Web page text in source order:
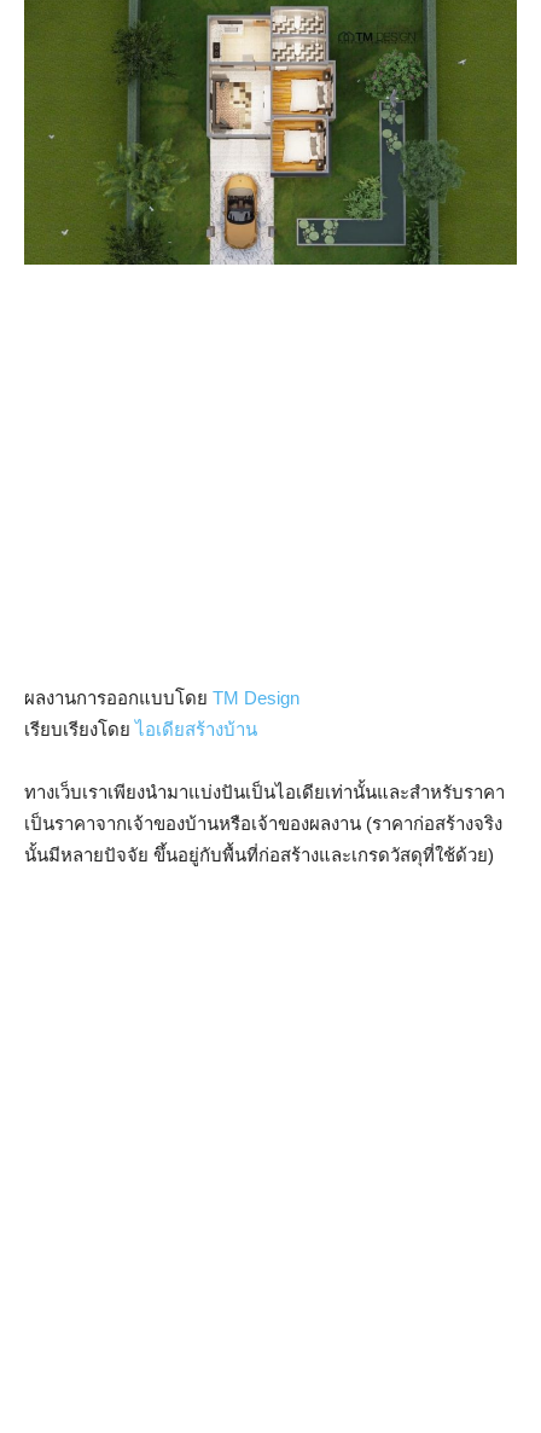
ผลงานการออกแบบโดย TM Design
เรียบเรียงโดยไอเดียสร้างบ้าน
ทางเว็บเราเพียงนำมาแบ่งปันเป็นไอเดียเท่านั้นและสำหรับราคา
เป็นราคาจากเจ้าของบ้านหรือเจ้าของผลงาน (ราคาก่อสร้างจริง
นั้นมีหลายปัจจัย ขึ้นอยู่กับพื้นที่ก่อสร้างและเกรดวัสดุที่ใช้ด้วย)